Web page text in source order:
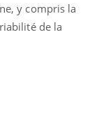
y compris la
de la